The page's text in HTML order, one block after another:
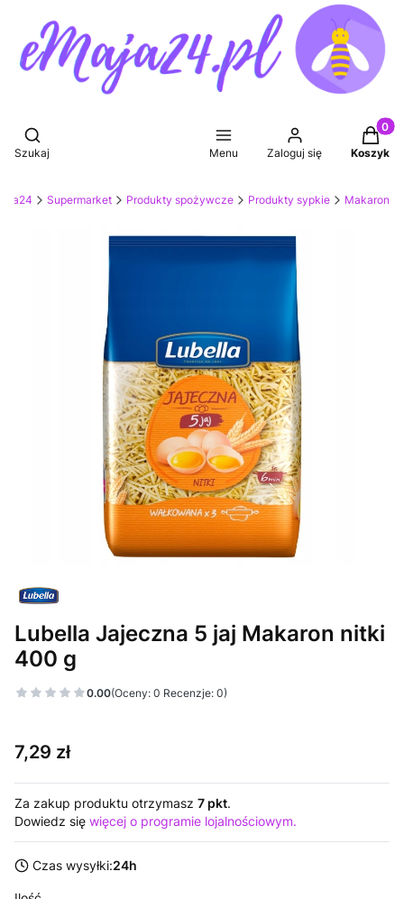
Otwórz wyszukiwarkę
Szukaj Menu Zaloguj się Koszyk
Supermarket Produkty spożywcze Produkty sypkie Makaron
Lubella Jajeczna 5 jaj Makaron nitki
400 g
0.00(Oceny: 0 Recenzje: 0)
Cena
7,29 zł
Za zakup produktu otrzymasz 7 pkt.
Dowiedz się więcej o programie lojalnościowym.
Czas wysyłki:24h